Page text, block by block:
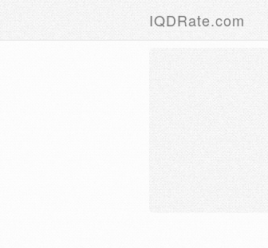
IQDRate.com